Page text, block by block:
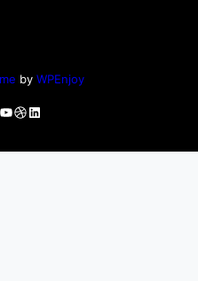
by WPEnjoy
YouTube
Dribbble
LinkedIn